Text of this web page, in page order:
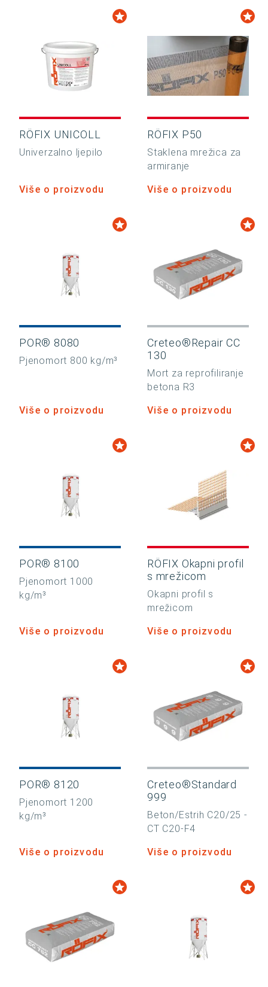
RÖFIX UNICOLL
Univerzalno ljepilo
Više o proizvodu
RÖFIX P50
Staklena mrežica za
armiranje
Više o proizvodu
POR® 8080
Pjenomort 800 kg/m³
Više o proizvodu
Creteo®Repair CC
130
Mort za reprofiliranje
betona R3
Više o proizvodu
POR® 8100
Pjenomort 1000
kg/m³
Više o proizvodu
RÖFIX Okapni profil
s mrežicom
Okapni profil s
mrežicom
Više o proizvodu
POR® 8120
Pjenomort 1200
kg/m³
Više o proizvodu
Creteo®Standard
999
Beton/Estrih C20/25 -
CT C20-F4
Više o proizvodu